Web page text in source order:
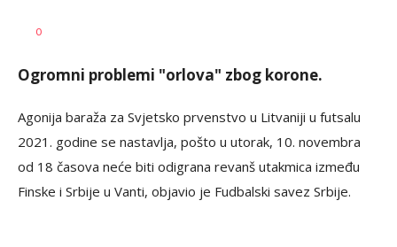
AUTOR
0
Ogromni problemi "orlova" zbog korone.
Agonija baraža za Svjetsko prvenstvo u Litvaniji u futsalu
2021. godine se nastavlja, pošto u utorak, 10. novembra
od 18 časova neće biti odigrana revanš utakmica između
Finske i Srbije u Vanti, objavio je Fudbalski savez Srbije.